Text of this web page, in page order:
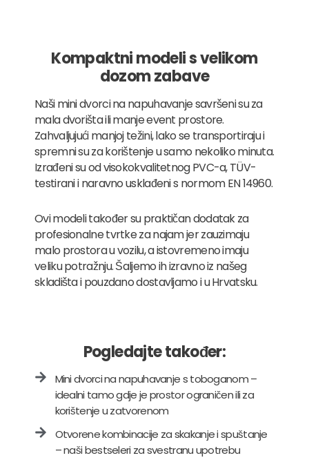
Kompaktni modeli s velikom
dozom zabave
Naši mini dvorci na napuhavanje savršeni su za
mala dvorišta ili manje event prostore.
Zahvaljujući manjoj težini, lako se transportiraju i
spremni su za korištenje u samo nekoliko minuta.
Izrađeni su od visokokvalitetnog PVC-a, TÜV-
testirani i naravno usklađeni s normom EN 14960.
Ovi modeli također su praktičan dodatak za
profesionalne tvrtke za najam jer zauzimaju
malo prostora u vozilu, a istovremeno imaju
veliku potražnju. Šaljemo ih izravno iz našeg
skladišta i pouzdano dostavljamo i u Hrvatsku.
Pogledajte također:
Mini dvorci na napuhavanje s toboganom –
idealni tamo gdje je prostor ograničen ili za
korištenje u zatvorenom
Otvorene kombinacije za skakanje i spuštanje
– naši bestseleri za svestranu upotrebu